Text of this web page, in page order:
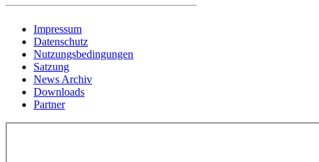
Impressum
Datenschutz
Nutzungsbedingungen
Satzung
News Archiv
Downloads
Partner